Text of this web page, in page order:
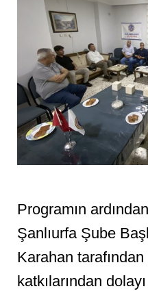
Programın
Şanlıurfa Şube
Karahan
katkılarından